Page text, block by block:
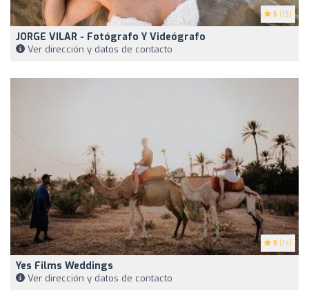
5 (13)
JORGE VILAR - Fotógrafo Y Videógrafo
Ver dirección y datos de contacto
5 (14)
Yes Films Weddings
Ver dirección y datos de contacto